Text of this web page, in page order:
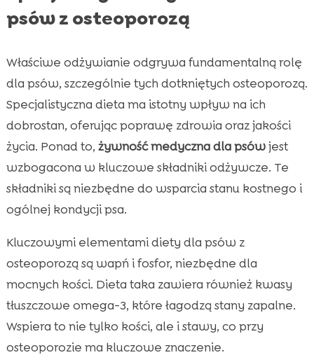
psów z osteoporozą
Właściwe odżywianie odgrywa fundamentalną rolę
dla psów, szczególnie tych dotkniętych osteoporozą.
Specjalistyczna dieta ma istotny wpływ na ich
dobrostan, oferując poprawę zdrowia oraz jakości
życia. Ponad to, żywność medyczna dla psówjest
wzbogacona w kluczowe składniki odżywcze. Te
składniki są niezbędne do wsparcia stanu kostnego i
ogólnej kondycji psa.
Kluczowymi elementami diety dla psów z
osteoporozą są wapń i fosfor, niezbędne dla
mocnych kości. Dieta taka zawiera również kwasy
tłuszczowe omega-3, które łagodzą stany zapalne.
Wspiera to nie tylko kości, ale i stawy, co przy
osteoporozie ma kluczowe znaczenie.